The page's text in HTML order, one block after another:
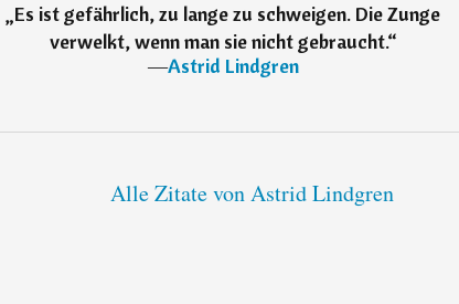
„Es ist gefährlich, zu lange zu schweigen. Die Zunge
verwelkt, wenn man sie nicht gebraucht.“
―Astrid Lindgren
Alle Zitate von Astrid Lindgren